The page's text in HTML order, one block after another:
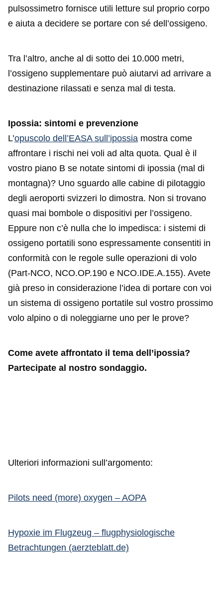
pulsossimetro fornisce utili letture sul proprio corpo
e aiuta a decidere se portare con sé dell’ossigeno.
Tra l’altro, anche al di sotto dei 10.000 metri,
l’ossigeno supplementare può aiutarvi ad arrivare a
destinazione rilassati e senza mal di testa.
Ipossia: sintomi e prevenzione
L’opuscolo dell’EASA sull’ipossia mostra come
affrontare i rischi nei voli ad alta quota. Qual è il
vostro piano B se notate sintomi di ipossia (mal di
montagna)? Uno sguardo alle cabine di pilotaggio
degli aeroporti svizzeri lo dimostra. Non si trovano
quasi mai bombole o dispositivi per l’ossigeno.
Eppure non c’è nulla che lo impedisca: i sistemi di
ossigeno portatili sono espressamente consentiti in
conformità con le regole sulle operazioni di volo
(Part-NCO, NCO.OP.190 e NCO.IDE.A.155). Avete
già preso in considerazione l’idea di portare con voi
un sistema di ossigeno portatile sul vostro prossimo
volo alpino o di noleggiarne uno per le prove?
Come avete affrontato il tema dell’ipossia?
Partecipate al nostro sondaggio.
Ulteriori informazioni sull’argomento:
Pilots need (more) oxygen – AOPA
Hypoxie im Flugzeug – flugphysiologische
Betrachtungen (aerzteblatt.de)